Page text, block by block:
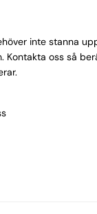
inte stanna
Kontakta oss så